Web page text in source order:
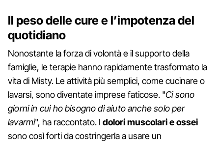
Il peso delle cure e l’impotenza del
quotidiano
Nonostante la forza di volontà e il supporto della
famiglie, le terapie hanno rapidamente trasformato la
vita di Misty. Le attività più semplici, come cucinare o
lavarsi, sono diventate imprese faticose. "Ci sono
giorni in cui ho bisogno di aiuto anche solo per
lavarmi", ha raccontato. I dolori muscolari e ossei
sono così forti da costringerla a usare un